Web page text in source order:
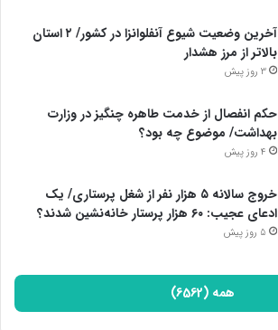
آخرین وضعیت شیوع آنفلوانزا در کشور/ ۲ استان
بالاتر از مرز هشدار
3 روز پیش
حکم انفصال از خدمت طاهره چنگیز در وزارت
بهداشت/ موضوع چه بود؟
4 روز پیش
خروج سالانه ۵ هزار نفر از شغل پرستاری/ یک
ادعای عجیب: ۶۰ هزار پرستار خانه‌نشین شدند؟
5 روز پیش
همه (6562)